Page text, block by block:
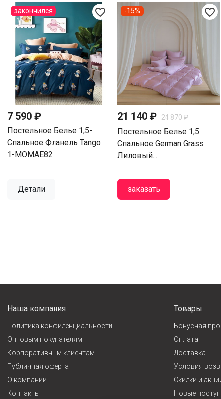
favorite_border
7 590 ₽
Постельное Белье 1,5-
Спальное Фланель Tango
1-MOMAE82
Детали
закончился favorite_border
21 140 ₽ 24 870 ₽
Постельное Белье 1,5
Спальное German Grass
Лиловый...
заказать
-15%
Наша компания
Политика конфиденциальности
Оптовым покупателям
Корпоративным клиентам
Публичная оферта
О компании
Контакты
Товары
Бонусная
Оплата
Доставка
Условия
Cкидки и
Новые